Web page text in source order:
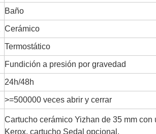
Baño
Cerámico
Termostático
Fundición a presión por gravedad
24h/48h
>=500000 veces abrir y cerrar
Cartucho cerámico Yizhan de 35 mm con
Kerox, cartucho Sedal opcional.